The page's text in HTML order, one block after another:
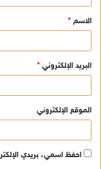
ق
*
الاسم *
البريد الإلكتروني *
الموقع الإلكتروني
احفظ اسمي، بريدي